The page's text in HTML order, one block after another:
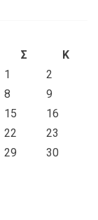
Σ
Κ
1
2
8
9
15
16
22
23
29
30